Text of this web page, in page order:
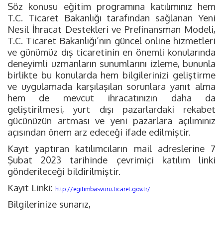
Söz konusu eğitim programına katılımınız hem
T.C. Ticaret Bakanlığı tarafından sağlanan Yeni
Nesil İhracat Destekleri ve Prefinansman Modeli,
T.C. Ticaret Bakanlığı’nın güncel online hizmetleri
ve günümüz dış ticaretinin en önemli konularında
deneyimli uzmanların sunumlarını izleme, bununla
birlikte bu konularda hem bilgilerinizi geliştirme
ve uygulamada karşılaşılan sorunlara yanıt alma
hem de mevcut ihracatınızın daha da
geliştirilmesi, yurt dışı pazarlardaki rekabet
gücünüzün artması ve yeni pazarlara açılımınız
açısından önem arz edeceği ifade edilmiştir.
Kayıt yaptıran katılımcıların mail adreslerine 7
Şubat 2023 tarihinde çevrimiçi katılım linki
gönderileceği bildirilmiştir.
Kayıt Linki: http://egitimbasvuru.ticaret.gov.tr/
Bilgilerinize sunarız,